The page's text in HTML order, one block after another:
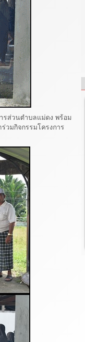
ส่วนตำบลแม่ดง พร้อม
วมกิจกรรมโครงการ